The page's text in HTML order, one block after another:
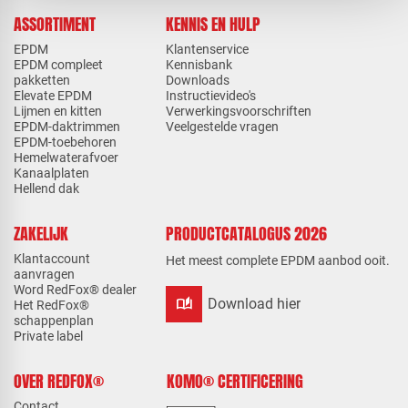
ASSORTIMENT
EPDM
EPDM compleet
pakketten
Elevate EPDM
Lijmen en kitten
EPDM-daktrimmen
EPDM-toebehoren
Hemelwaterafvoer
Kanaalplaten
Hellend dak
KENNIS EN HULP
Klantenservice
Kennisbank
Downloads
Instructievideo's
Verwerkingsvoorschriften
Veelgestelde vragen
ZAKELIJK
Klantaccount
aanvragen
Word RedFox® dealer
Het RedFox®
schappenplan
Private label
PRODUCTCATALOGUS 2026
Het meest complete EPDM aanbod ooit.
auto_stories Download hier
OVER REDFOX® KOMO® CERTIFICERING